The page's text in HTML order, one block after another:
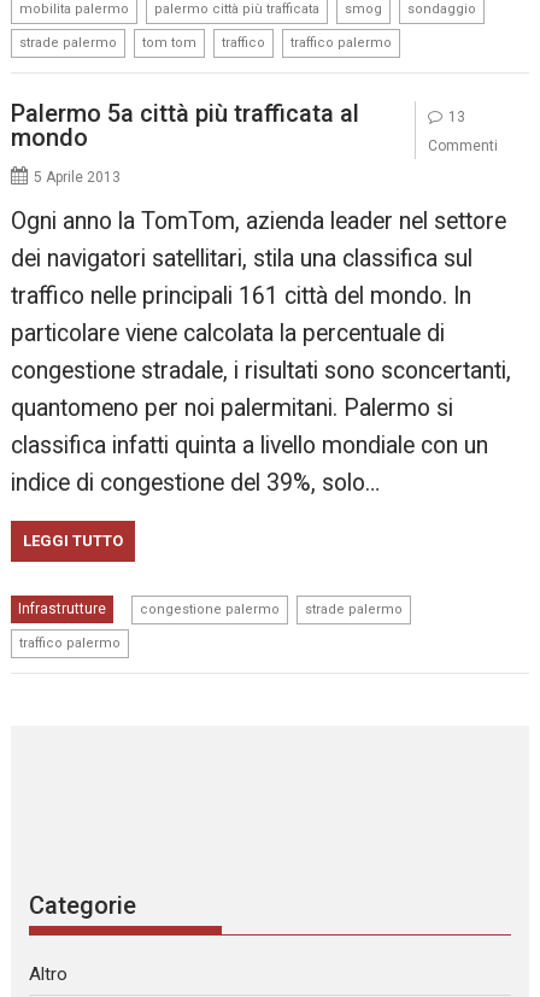
mobilita palermo palermo città più trafficata smog sondaggio
strade palermo tom tom traffico traffico palermo
Palermo 5a città più trafficata al
mondo
5 Aprile 2013
Ogni anno la TomTom, azienda leader nel settore
dei navigatori satellitari, stila una classifica sul
traffico nelle principali 161 città del mondo. In
particolare viene calcolata la percentuale di
congestione stradale, i risultati sono sconcertanti,
quantomeno per noi palermitani. Palermo si
classifica infatti quinta a livello mondiale con un
indice di congestione del 39%, solo…
LEGGI TUTTO
Infrastrutture congestione palermo strade palermo
traffico palermo
13
Commenti
Categorie
Altro